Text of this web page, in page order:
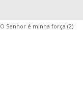
O Senhor é minha força (2)